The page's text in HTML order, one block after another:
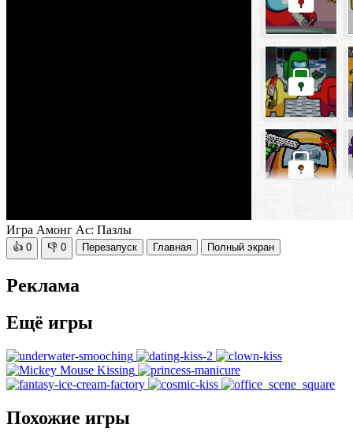
Игра Амонг Ас: Пазлы
👍 0 👎 0 Перезапуск Главная Полный экран
Реклама
Ещё игры
Похожие игры